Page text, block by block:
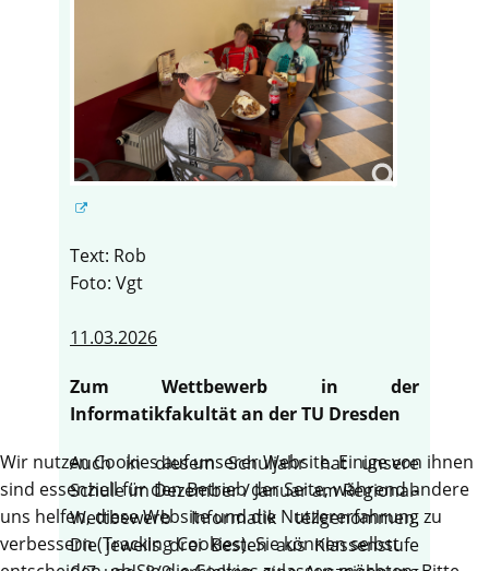
Text: Rob
Foto: Vgt
11.03.2026
Zum Wettbewerb in der
Informatikfakultät an der TU Dresden
Auch in diesem Schuljahr hat unsere
Schule im Dezember / Januar am Regional-
Wettbewerb Informatik teilgenommen.
Die jeweils drei Besten aus Klassenstufe
Wir nutzen Cookies auf unserer Website. Einige von ihnen
sind essenziell für den Betrieb der Seite, während andere
uns helfen, diese Website und die Nutzererfahrung zu
verbessern (Tracking Cookies). Sie können selbst